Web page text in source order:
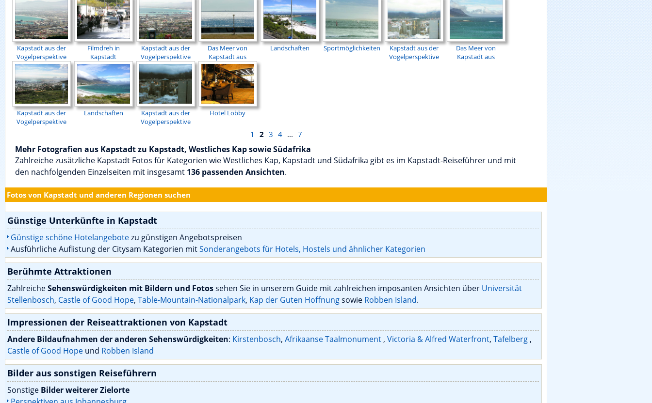
Kapstadt aus der
Vogelperspektive
Filmdreh in
Kapstadt
Kapstadt aus der
Vogelperspektive
Das Meer von
Kapstadt aus
Landschaften Sportmöglichkeiten
Kapstadt aus der
Vogelperspektive
Das Meer von
Kapstadt aus
Kapstadt aus der
Vogelperspektive
Landschaften
Kapstadt aus der
Vogelperspektive
Hotel Lobby
1 2 3 4 ... 7
Mehr Fotografien aus Kapstadt zu Kapstadt, Westliches Kap sowie Südafrika
Zahlreiche zusätzliche Kapstadt Fotos für Kategorien wie Westliches Kap, Kapstadt und Südafrika gibt es im Kapstadt-Reiseführer und mit
den nachfolgenden Einzelseiten mit insgesamt 136 passenden Ansichten.
Fotos von Kapstadt und anderen Regionen suchen
Günstige Unterkünfte in Kapstadt
Günstige schöne Hotelangebotezu günstigen Angebotspreisen
Ausführliche Auflistung der Citysam Kategorien mitSonderangebots für Hotels, Hostels und ähnlicher Kategorien
Berühmte Attraktionen
ZahlreicheSehenswürdigkeiten mit Bildern und Fotossehen Sie in unserem Guide mit zahlreichen imposanten Ansichten über Universität
Stellenbosch, Castle of Good Hope, Table-Mountain-Nationalpark, Kap der Guten Hoffnungsowie Robben Island.
Impressionen der Reiseattraktionen von Kapstadt
Andere Bildaufnahmen der anderen Sehenswürdigkeiten: Kirstenbosch, Afrikaanse Taalmonument , Victoria & Alfred Waterfront, Tafelberg ,
Castle of Good Hope und Robben Island
Bilder aus sonstigen Reiseführern
Sonstige Bilder weiterer Zielorte